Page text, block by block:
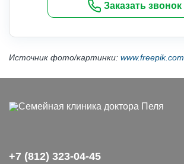
Заказать звонок
Источник фото/картинки: www.freepik.com
+7 (812) 323-04-45